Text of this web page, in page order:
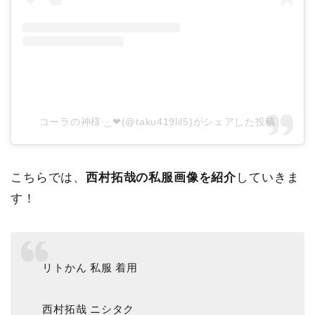
コーラの神様·͜· ❤︎(@taku419lil5)がシェアした投稿
こちらでは、 西村拓哉の私服画像を紹介していきま
す！
リトかん 私服 着用
西村拓哉 ニシタク